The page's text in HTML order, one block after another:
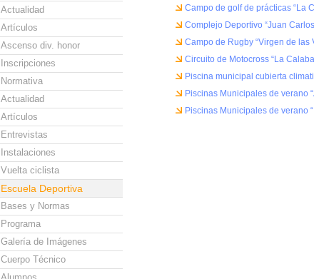
Actualidad
Artículos
Ascenso div. honor
Inscripciones
Normativa
Actualidad
Artículos
Entrevistas
Instalaciones
Vuelta ciclista
Escuela Deportiva
Bases y Normas
Programa
Galería de Imágenes
Cuerpo Técnico
Campo de golf de prácticas “La
Complejo Deportivo “Juan
Campo de Rugby “Virgen de las
Circuito de Motocross “La
Piscina municipal cubierta
Piscinas Municipales de verano
Piscinas Municipales de verano